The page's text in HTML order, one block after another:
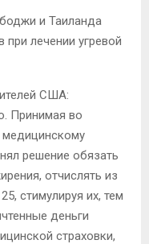
и Таиланда
лечении угревой
США:
Принимая во
решение обязать
отчислять из
стимулируя их, тем
деньги
страховки,